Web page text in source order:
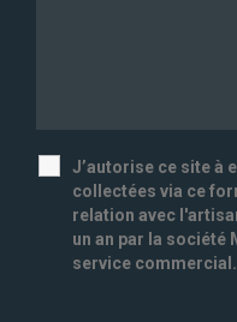
J’autorise ce site à
collectées via ce
relation avec
un an par la société
service commercial.